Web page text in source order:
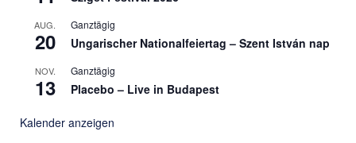
AUG.
20
Ganztägig
Ungarischer Nationalfeiertag – Szent István nap
NOV.
13
Ganztägig
Placebo – Live in Budapest
Kalender anzeigen